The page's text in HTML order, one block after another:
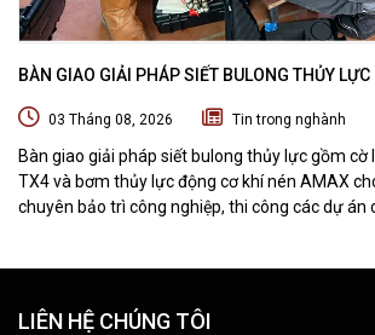
BÀN GIAO GIẢI PHÁP SIẾT BULONG THỦY LỰC
03 Tháng 08, 2026 Tin trong nghành
Bàn giao giải pháp siết bulong thủy lực gồm cờ
TX4 và bơm thủy lực động cơ khí nén AMAX
chuyên bảo trì công nghiệp, thi công các dự án
LIÊN HỆ CHÚNG TÔI